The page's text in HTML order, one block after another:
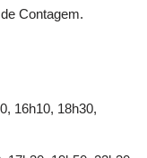
Contagem.
16h10, 18h30,